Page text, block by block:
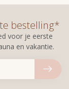
bestelling*
voor je eerste
en vakantie.